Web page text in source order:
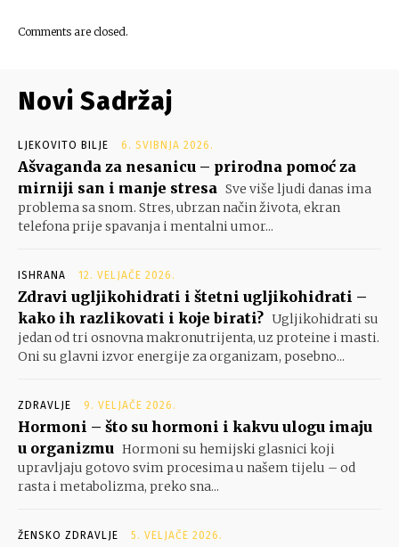
Comments are closed.
Novi Sadržaj
LJEKOVITO BILJE 6. SVIBNJA 2026.
Ašvaganda za nesanicu – prirodna pomoć za
mirniji san i manje stresa Sve više ljudi danas ima
problema sa snom. Stres, ubrzan način života, ekran
telefona prije spavanja i mentalni umor...
ISHRANA 12. VELJAČE 2026.
Zdravi ugljikohidrati i štetni ugljikohidrati –
kako ih razlikovati i koje birati? Ugljikohidrati su
jedan od tri osnovna makronutrijenta, uz proteine i masti.
Oni su glavni izvor energije za organizam, posebno...
ZDRAVLJE 9. VELJAČE 2026.
Hormoni – što su hormoni i kakvu ulogu imaju
u organizmu Hormoni su hemijski glasnici koji
upravljaju gotovo svim procesima u našem tijelu – od
rasta i metabolizma, preko sna...
ŽENSKO ZDRAVLJE 5. VELJAČE 2026.